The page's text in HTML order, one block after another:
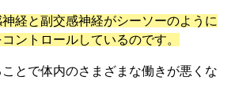
経と副交感神経がシーソーのように
ントロールしているのです。
とで体内のさまざまな働きが悪くな